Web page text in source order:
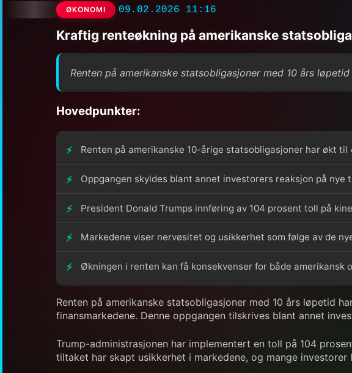
ØKONOMI 09.02.2026 11:16
Kraftig renteøkning på amerikanske
Renten på amerikanske statsobligasjoner med 10 års
Hovedpunkter:
Renten på amerikanske 10-årige statsobligasjoner har økt til
Oppgangen skyldes blant annet investorers reaksjon på nye
President Donald Trumps innføring av 104 prosent toll på
Markedene viser nervøsitet og usikkerhet som følge av de
Økningen i renten kan få konsekvenser for både amerikansk
Renten på amerikanske statsobligasjoner med 10 års løpetid
finansmarkedene. Denne oppgangen tilskrives blant annet
Trump-administrasjonen har implementert en toll på 104
tiltaket har skapt usikkerhet i markedene, og mange